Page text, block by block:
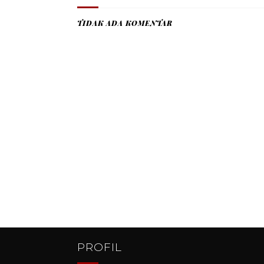
TIDAK ADA KOMENTAR
PROFIL